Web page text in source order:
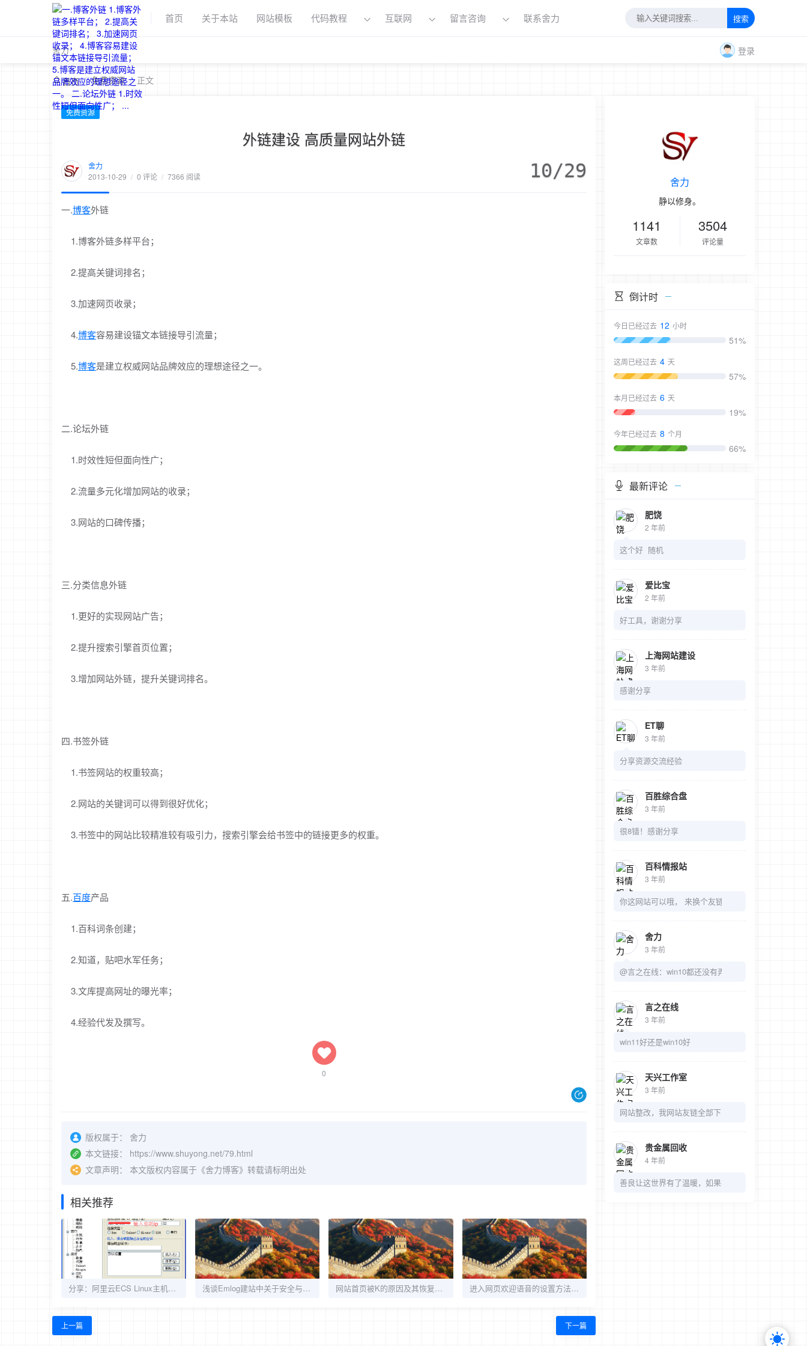
首页 关于本站 网站模板 代码教程 互联网 留言咨询 联系舍力 搜索
舍力 登录
首页 / 免费资源 / 正文
免费资源
外链建设 高质量网站外链
舍力
2013-10-29 / 0 评论 / 7366 阅读 10/29
一.博客外链
1.博客外链多样平台；
2.提高关键词排名；
3.加速网页收录；
4.博客容易建设锚文本链接导引流量；
5.博客是建立权威网站品牌效应的理想途径之一。
二.论坛外链
1.时效性短但面向性广；
2.流量多元化增加网站的收录；
3.网站的口碑传播；
三.分类信息外链
1.更好的实现网站广告；
2.提升搜索引擎首页位置；
3.增加网站外链，提升关键词排名。
四.书签外链
1.书签网站的权重较高；
2.网站的关键词可以得到很好优化；
3.书签中的网站比较精准较有吸引力，搜索引擎会给书签中的链接更多的权重。
五.百度产品
1.百科词条创建；
2.知道，贴吧水军任务；
3.文库提高网址的曝光率；
4.经验代发及撰写。
0
版权属于：
舍力
本文链接：
https://www.shuyong.net/79.html
文章声明：
本文版权内容属于《舍力博客》转载请标明出处
相关推荐
分享：阿里云ECS Linux主机安装WDCP管理面板 浅谈Emlog建站中关于安全与优化的几点心得 网站首页被K的原因及其恢复方法 进入网页欢迎语音的设置方法分享
上一篇 下一篇
舍力
静以修身。
1141
文章数
3504
评论量
倒计时
今日已经过去 12 小时
51%
这周已经过去 4 天
57%
本月已经过去 6 天
19%
今年已经过去 8 个月
66%
最新评论
肥饶
2 年前
这个好 随机
爱比宝
2 年前
好工具，谢谢分享
上海网站建设
3 年前
感谢分享
ET聊
3 年前
分享资源交流经验
百胜综合盘
3 年前
很8错！感谢分享
百科情报站
3 年前
你这网站可以哦， 来换个友链吧
舍力
3 年前
@言之在线：win10都还没有弄明白呢
言之在线
3 年前
win11好还是win10好
天兴工作室
3 年前
网站整改，我网站友链全部下了，麻烦我的链接也可
贵金属回收
4 年前
善良让这世界有了温暖，如果都是冷漠，那多无趣